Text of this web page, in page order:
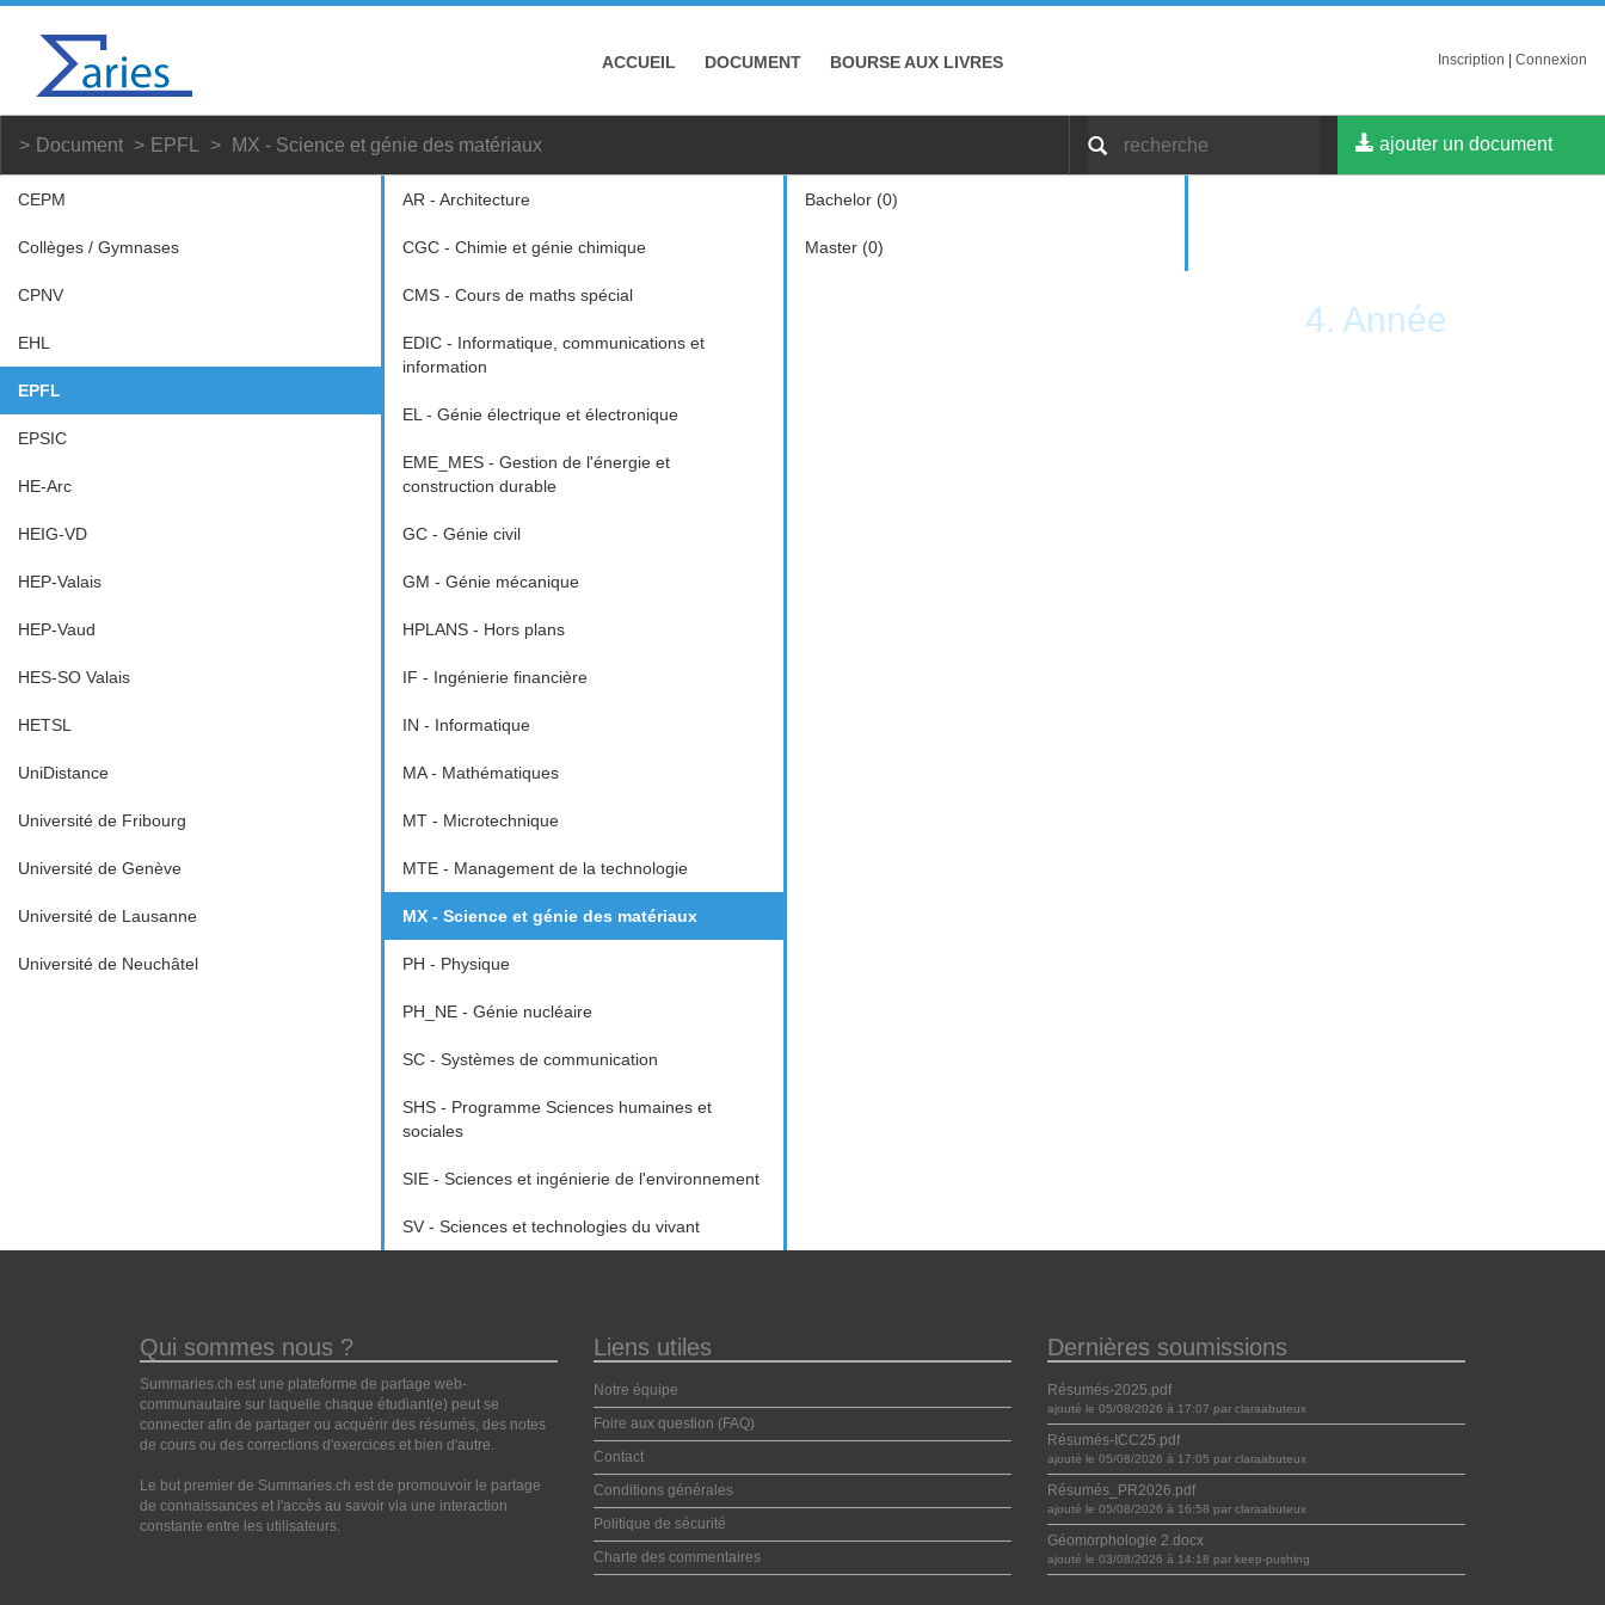
ACCUEIL DOCUMENT BOURSE AUX LIVRES Inscription Connexion
Document EPFL MX - Science et génie des matériaux ajouter un document
CEPM
Collèges / Gymnases
CPNV
EHL
EPFL
EPSIC
HE-Arc
HEIG-VD
HEP-Valais
HEP-Vaud
HES-SO Valais
HETSL
UniDistance
Université de Fribourg
Université de Genève
Université de Lausanne
Université de Neuchâtel
AR - Architecture
CGC - Chimie et génie chimique
CMS - Cours de maths spécial
EDIC - Informatique, communications et
information
EL - Génie électrique et électronique
EME_MES - Gestion de l'énergie et
construction durable
GC - Génie civil
GM - Génie mécanique
HPLANS - Hors plans
IF - Ingénierie financière
IN - Informatique
MA - Mathématiques
MT - Microtechnique
MTE - Management de la technologie
MX - Science et génie des matériaux
PH - Physique
PH_NE - Génie nucléaire
SC - Systèmes de communication
SHS - Programme Sciences humaines et
sociales
SIE - Sciences et ingénierie de l'environnement
SV - Sciences et technologies du vivant
Bachelor (0)
Master (0)
4. Année
Qui sommes nous ?
Summaries.ch est une plateforme de partage web-
communautaire sur laquelle chaque étudiant(e) peut se
connecter afin de partager ou acquérir des résumés, des notes
de cours ou des corrections d'exercices et bien d'autre.
Le but premier de Summaries.ch est de promouvoir le partage
de connaissances et l'accès au savoir via une interaction
constante entre les utilisateurs.
Liens utiles
Notre équipe
Foire aux question (FAQ)
Contact
Conditions générales
Politique de sécurité
Charte des commentaires
Dernières soumissions
Résumés-2025.pdf
ajouté le 05/08/2026 à 17:07 par claraabuteux
Résumés-ICC25.pdf
ajouté le 05/08/2026 à 17:05 par claraabuteux
Résumés_PR2026.pdf
ajouté le 05/08/2026 à 16:58 par claraabuteux
Géomorphologie 2.docx
ajouté le 03/08/2026 à 14:18 par keep-pushing